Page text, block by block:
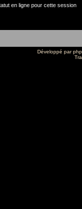
en ligne pour cette session
Développé par